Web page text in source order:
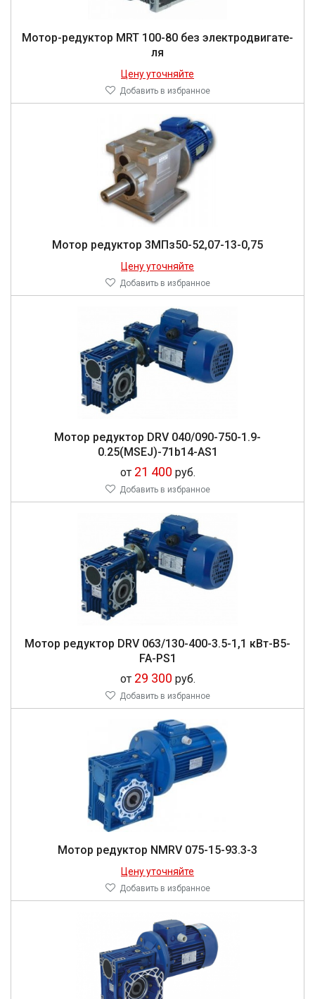
Mо­тор-ре­дук­тор MRT 100-80 без элек­трод­ви­гате­
ля
Цену уточняйте
Добавить в избранное
Мо­тор ре­дук­тор 3МПз50-52,07-13-0,75
Цену уточняйте
Добавить в избранное
Мо­тор ре­дук­тор DRV 040/090-750-1.9-
0.25(MSEJ)-71b14-AS1
от 21 400 руб.
Добавить в избранное
Мо­тор ре­дук­тор DRV 063/130-400-3.5-1,1 кВт-В5-
FA-PS1
от 29 300 руб.
Добавить в избранное
Мо­тор ре­дук­тор NMRV 075-15-93.3-3
Цену уточняйте
Добавить в избранное